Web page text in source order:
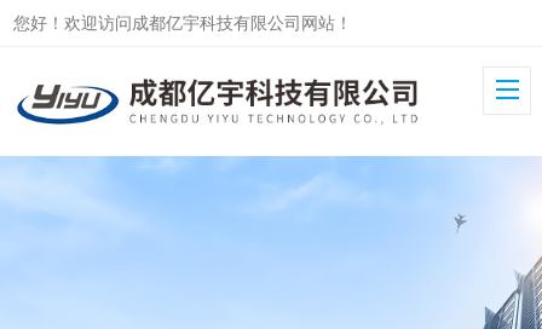
您好！欢迎访问成都亿宇科技有限公司网站！